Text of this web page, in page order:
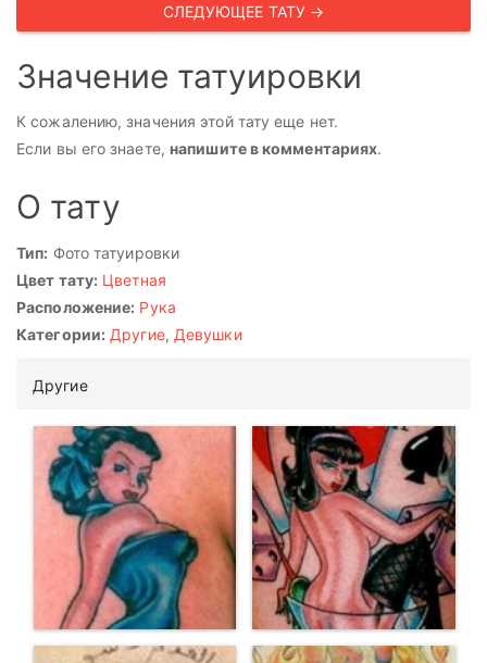
СЛЕДУЮЩЕЕ ТАТУ →
Значение татуировки
К сожалению, значения этой тату еще нет.
Если вы его знаете, напишите в комментариях.
О тату
Тип: Фото татуировки
Цвет тату: Цветная
Расположение: Рука
Категории: Другие, Девушки
Другие